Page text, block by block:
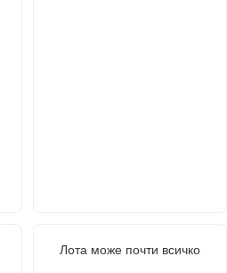
Лота може почти всичко